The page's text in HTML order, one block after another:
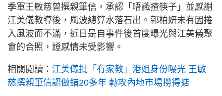
季軍王敏慈曾撰親筆信，承認「唔識揸筷子」並感謝
江美儀教導後，風波總算水落石出。郭柏妍未有因捲
入風波而不滿，近日是自事件後首度曝光與江美儀聚
會的合照，證感情未受影響。
相關閱讀： 江美儀批「冇家教」港姐身份曝光 王敏
慈撰親筆信認做錯20多年 轉攻內地市場撈得掂